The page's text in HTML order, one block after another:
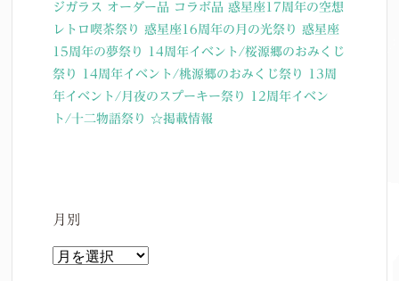
ジガラス オーダー品 コラボ品 惑星座17周年の空想
レトロ喫茶祭り
惑星座16周年の月の光祭り
惑星座
15周年の夢祭り
14周年イベント/桜源郷のおみくじ
祭り
14周年イベント/桃源郷のおみくじ祭り
13周
年イベント/月夜のスプーキー祭り
12周年イベン
ト/十二物語祭り
☆掲載情報
月別
月